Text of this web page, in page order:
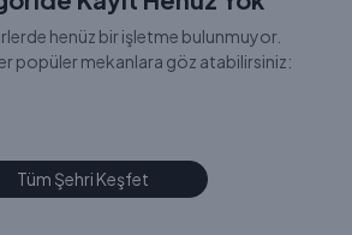
henüz bir işletme bulunmuyor.
popüler mekanlara göz atabilirsiniz:
Tüm Şehri Keşfet